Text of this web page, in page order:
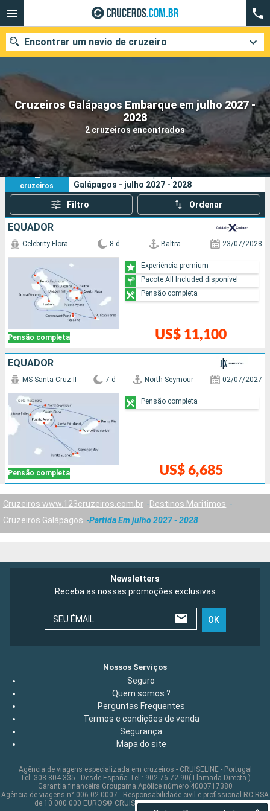
Cruzeiros Galápagos Embarque em julho 2027 -
2028
2 cruzeiros encontrados
Encontrar um navio de cruzeiro
Quando ir?
Data de partida
Cidades Companhias
Pesquisar
2
cruzeiros
Os seus critérios de pesquisa:
Galápagos - julho 2027 - 2028
Filtro Ordenar
EQUADOR
Pensão completa
Celebrity Flora 8 d Baltra 23/07/2028
US$ 11,100
Experiência premium
Pacote All Included disponível
Pensão completa
EQUADOR
Pensão completa
MS Santa Cruz II 7 d North Seymour 02/07/2027
US$ 6,685
Pensão completa
Cruzeiros www.123cruzeiros.com.br
Destinos Maritimos
Cruzeiros Galápagos
Partida Em julho 2027 - 2028
Newsletters
Receba as nossas promoções exclusivas
SEU ÉMAIL OK
Nossos Serviços
Seguro
Quem somos ?
Perguntas Frequentes
Termos e condições de venda
Segurança
Mapa do site
Agência de viagens especializada em cruzeiros - CRUISELINE - Portugal
Tel: 308 804 335 - Desde España Tel : 902 76 72 90( Llamada Directa )
Garantia financeira Groupama Apólice número 4000717380
Agência de viagens n° 006 02 0007 - Responsabilidade civil e profissional RC RSA
de 10 000 000 EUROS© CRUISELINE 2026 - all rights reserved